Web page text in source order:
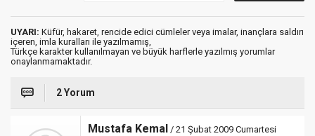
UYARI: Küfür, hakaret, rencide edici cümleler veya imalar, inançlara saldırı
içeren, imla kuralları ile yazılmamış,
Türkçe karakter kullanılmayan ve büyük harflerle yazılmış yorumlar
onaylanmamaktadır.
2 Yorum
Mustafa Kemal / 21 Şubat 2009 Cumartesi